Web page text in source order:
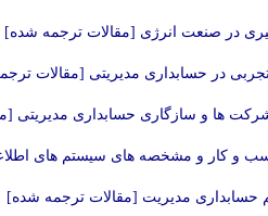
در صنعت انرژی [مقالات ترجمه شده]
در حسابداری مدیریتی [مقالات
ها و سازگاری حسابداری مدیریتی
و کار و مشخصه های سیستم های
حسابداری مدیریت [مقالات ترجمه شده]